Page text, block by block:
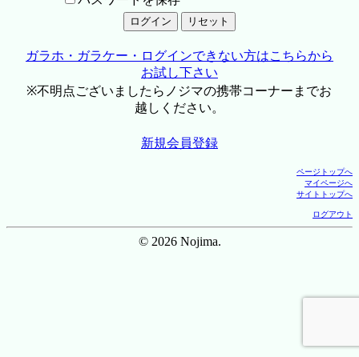
ガラホ・ガラケー・ログインできない方はこちらから
お試し下さい
※不明点ございましたらノジマの携帯コーナーまでお
越しください。
新規会員登録
ページトップへ
マイページへ
サイトトップへ
ログアウト
© 2026 Nojima.